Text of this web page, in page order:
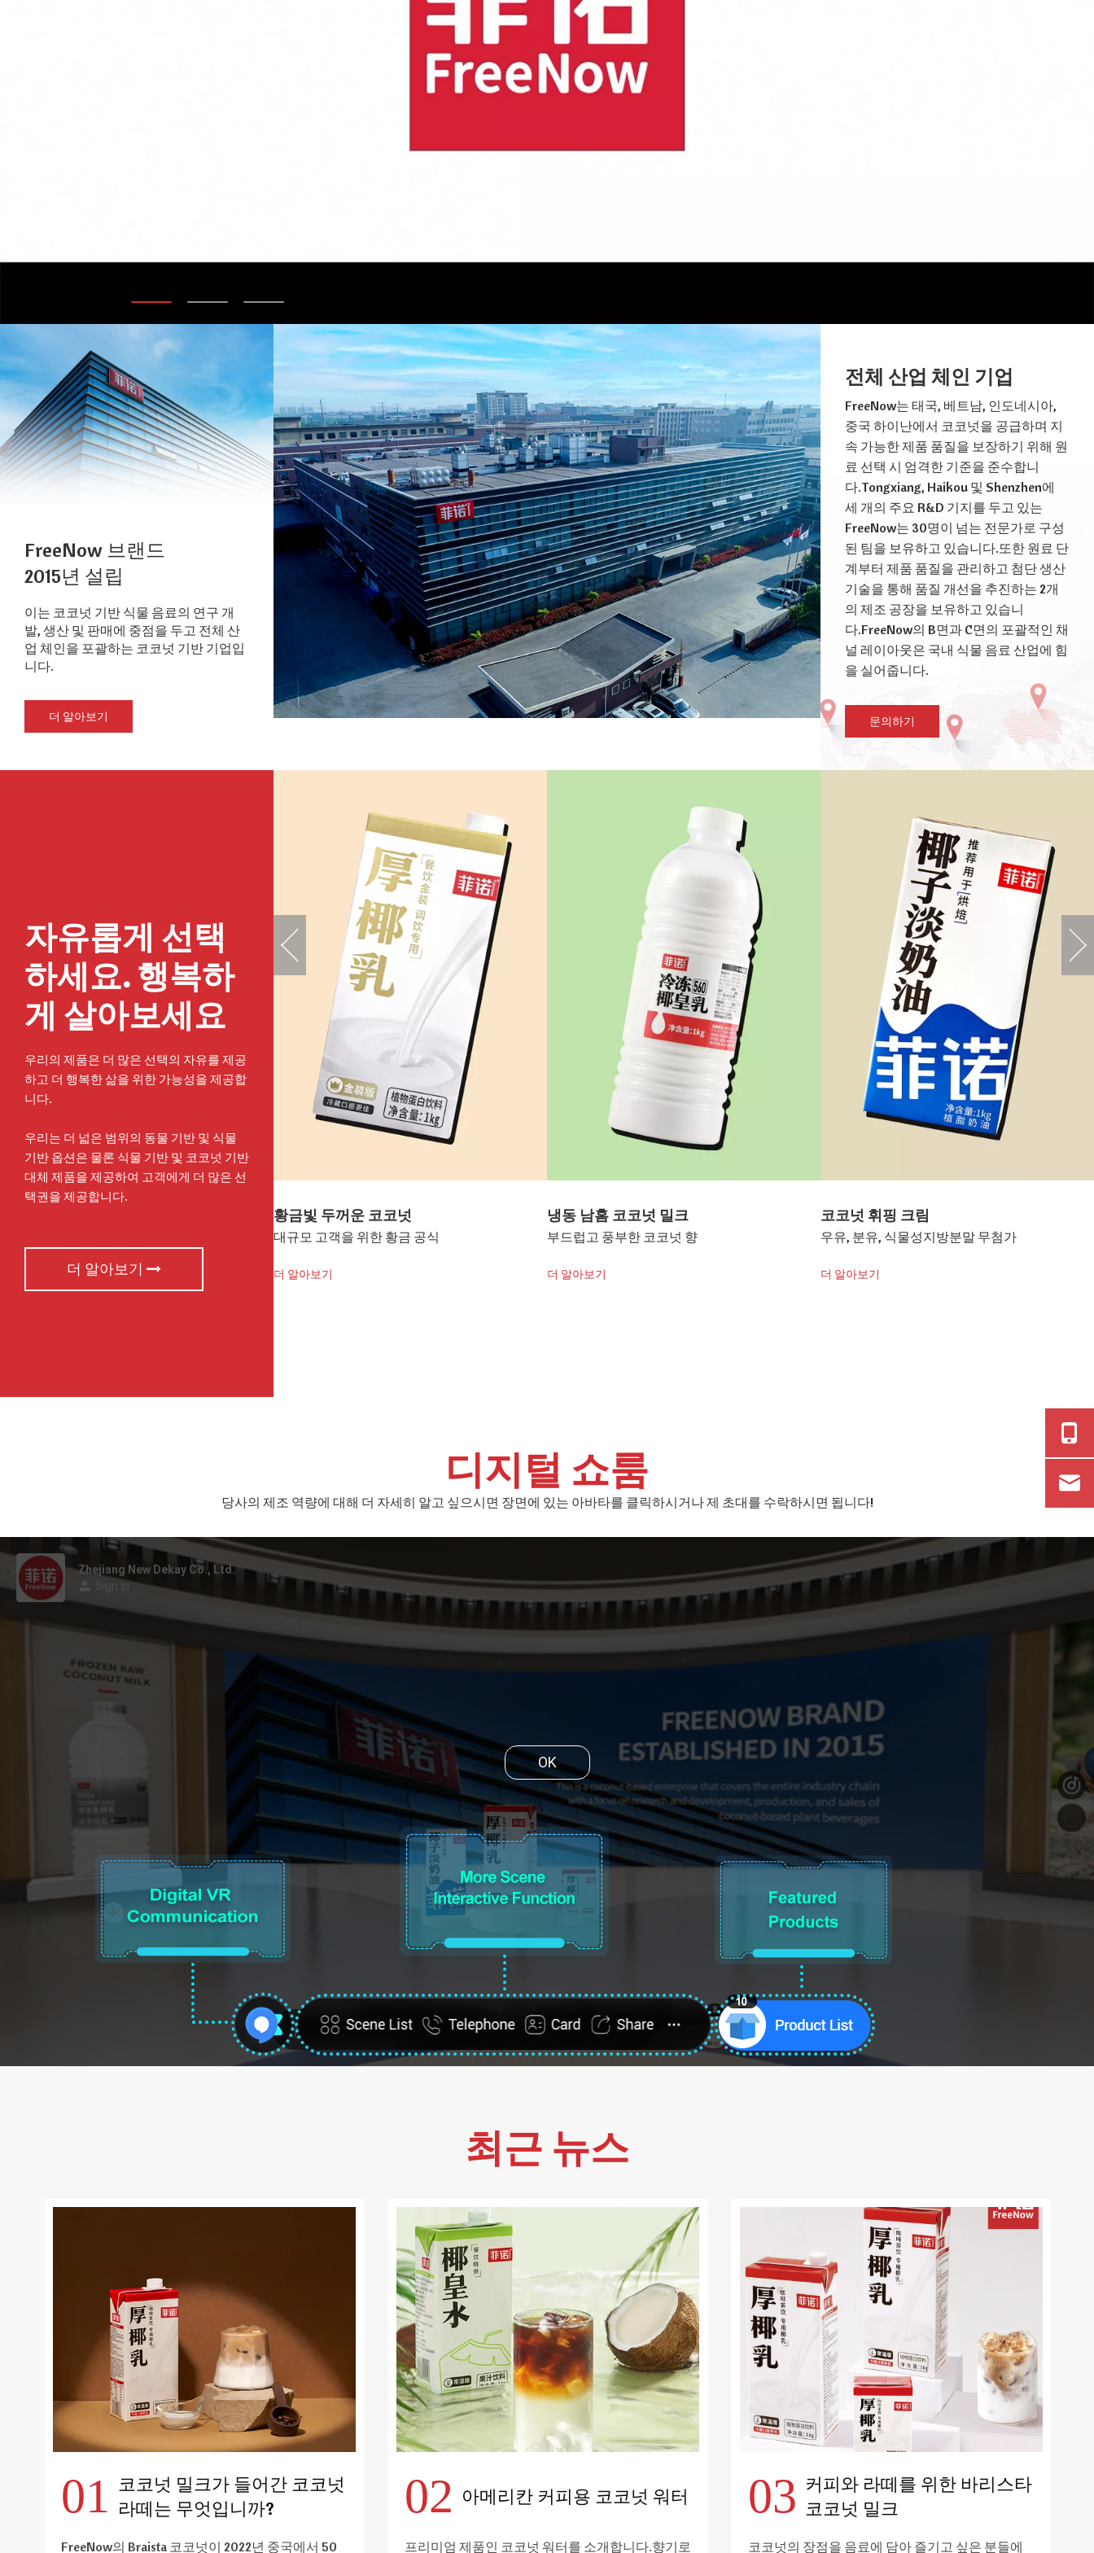
FreeNow 브랜드
2015년 설립
이는 코코넛 기반 식물 음료의 연구 개
발, 생산 및 판매에 중점을 두고 전체 산
업 체인을 포괄하는 코코넛 기반 기업입
니다.
더 알아보기
전체 산업 체인 기업
FreeNow는 태국, 베트남, 인도네시아,
중국 하이난에서 코코넛을 공급하며 지
속 가능한 제품 품질을 보장하기 위해 원
료 선택 시 엄격한 기준을 준수합니
다.Tongxiang, Haikou 및 Shenzhen에
세 개의 주요 R&D 기지를 두고 있는
FreeNow는 30명이 넘는 전문가로 구성
된 팀을 보유하고 있습니다.또한 원료 단
계부터 제품 품질을 관리하고 첨단 생산
기술을 통해 품질 개선을 추진하는 2개
의 제조 공장을 보유하고 있습니
다.FreeNow의 B면과 C면의 포괄적인 채
널 레이아웃은 국내 식물 음료 산업에 힘
을 실어줍니다.
문의하기
자유롭게 선택
하세요. 행복하
게 살아보세요
우리의 제품은 더 많은 선택의 자유를 제공
하고 더 행복한 삶을 위한 가능성을 제공합
니다.
우리는 더 넓은 범위의 동물 기반 및 식물
기반 옵션은 물론 식물 기반 및 코코넛 기반
대체 제품을 제공하여 고객에게 더 많은 선
택권을 제공합니다.
더 알아보기
냉동 남홈 코코넛 밀크
부드럽고 풍부한 코코넛 향
더 알아보기
코코넛 휘핑 크림
우유, 분유, 식물성지방분말 무첨가
더 알아보기
생 코코넛 라떼
우유, 분유, 식물성지방분말 무첨가
디지털 쇼룸
당사의 제조 역량에 대해 더 자세히 알고 싶으시면 장면에 있는 아바타를 클릭하시거나 제 초대를 수락하시면 됩니다!
최근 뉴스
01 코코넛 밀크가 들어간 코코넛
라떼는 무엇입니까?
FreeNow의 Braista 코코넛이 2022년 중국에서 50
02 아메리칸 커피용 코코넛 워터
프리미엄 제품인 코코넛 워터를 소개합니다.향기로
03 커피와 라떼를 위한 바리스타
코코넛 밀크
코코넛의 장점을 음료에 담아 즐기고 싶은 분들에